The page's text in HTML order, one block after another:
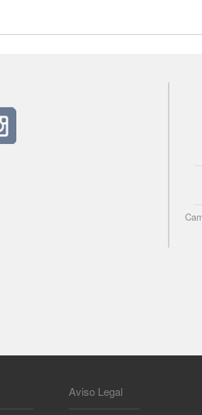
Aviso Legal